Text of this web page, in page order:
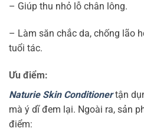
– Giúp thu nhỏ lỗ chân lông.
– Làm săn chắc da, chống lão
tuổi tác.
Ưu điểm:
Naturie Skin Conditionertận
mà ý dĩ đem lại. Ngoài ra, sản
điểm: